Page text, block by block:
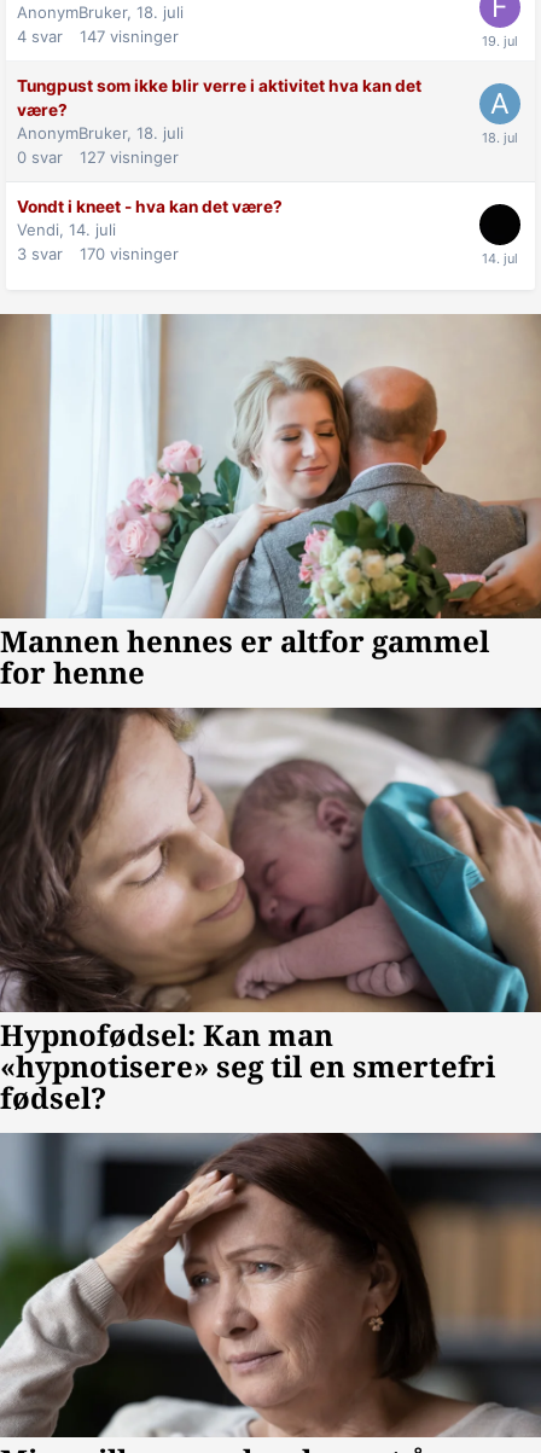
AnonymBruker, 18. juli
4 svar 147 visninger
Tungpust som ikke blir verre i aktivitet hva kan det
være?
AnonymBruker, 18. juli
0 svar 127 visninger
Vondt i kneet - hva kan det være?
Vendi, 14. juli
3 svar 170 visninger